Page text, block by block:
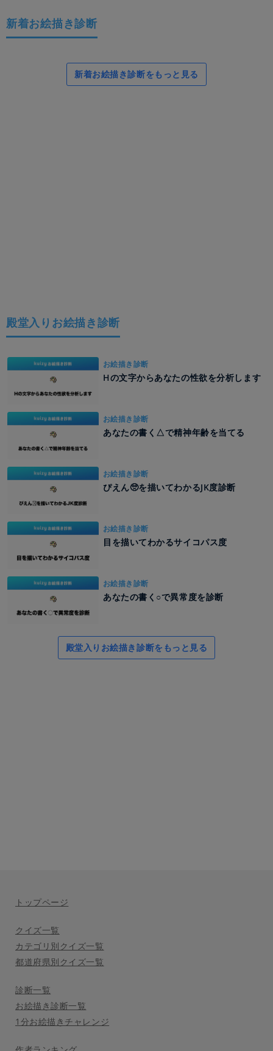
新着お絵描き診断
新着お絵描き診断をもっと見る
殿堂入りお絵描き診断
お絵描き診断
Hの文字からあなたの性欲を分析します
お絵描き診断
あなたの書く△で精神年齢を当てる
お絵描き診断
ぴえん🥺を描いてわかるJK度診断
お絵描き診断
目を描いてわかるサイコパス度
お絵描き診断
あなたの書く○で異常度を診断
殿堂入りお絵描き診断をもっと見る
トップページ
クイズ一覧
カテゴリ別クイズ一覧
都道府県別クイズ一覧
診断一覧
お絵描き診断一覧
1分お絵描きチャレンジ